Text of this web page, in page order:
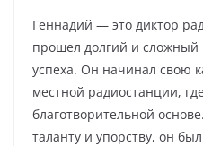
Геннадий — это диктор
прошел долгий и сложный
успеха. Он начинал свою
местной радиостанции,
благотворительной
таланту и упорству, он